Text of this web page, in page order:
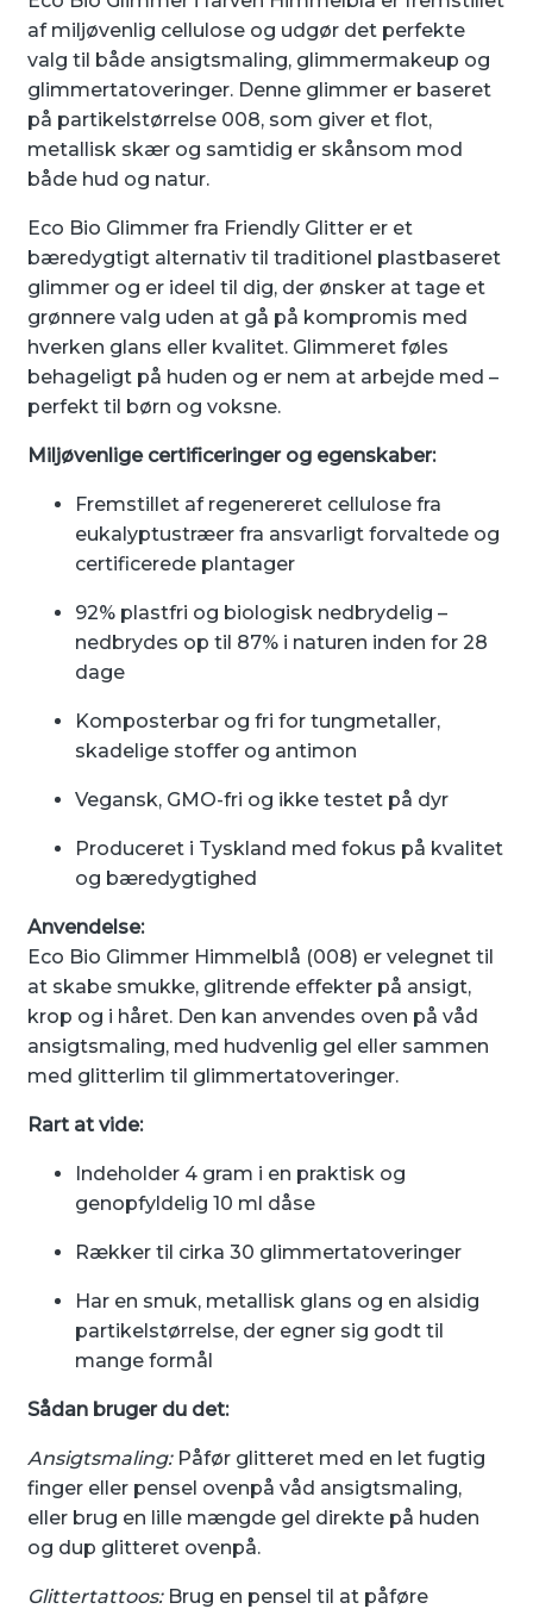
af miljøvenlig cellulose og udgør det perfekte
valg til både ansigtsmaling, glimmermakeup og
glimmertatoveringer. Denne glimmer er baseret
på partikelstørrelse 008, som giver et flot,
metallisk skær og samtidig er skånsom mod
både hud og natur.
Eco Bio Glimmer fra Friendly Glitter er et
bæredygtigt alternativ til traditionel plastbaseret
glimmer og er ideel til dig, der ønsker at tage et
grønnere valg uden at gå på kompromis med
hverken glans eller kvalitet. Glimmeret føles
behageligt på huden og er nem at arbejde med –
perfekt til børn og voksne.
Miljøvenlige certificeringer og egenskaber:
Fremstillet af regenereret cellulose fra
eukalyptustræer fra ansvarligt forvaltede og
certificerede plantager
92% plastfri og biologisk nedbrydelig –
nedbrydes op til 87% i naturen inden for 28
dage
Komposterbar og fri for tungmetaller,
skadelige stoffer og antimon
Vegansk, GMO-fri og ikke testet på dyr
Produceret i Tyskland med fokus på kvalitet
og bæredygtighed
Anvendelse:
Eco Bio Glimmer Himmelblå (008) er velegnet til
at skabe smukke, glitrende effekter på ansigt,
krop og i håret. Den kan anvendes oven på våd
ansigtsmaling, med hudvenlig gel eller sammen
med glitterlim til glimmertatoveringer.
Rart at vide:
Indeholder 4 gram i en praktisk og
genopfyldelig 10 ml dåse
Rækker til cirka 30 glimmertatoveringer
Har en smuk, metallisk glans og en alsidig
partikelstørrelse, der egner sig godt til
mange formål
Sådan bruger du det:
Ansigtsmaling:Påfør glitteret med en let fugtig
finger eller pensel ovenpå våd ansigtsmaling,
eller brug en lille mængde gel direkte på huden
og dup glitteret ovenpå.
Glittertattoos:Brug en pensel til at påføre